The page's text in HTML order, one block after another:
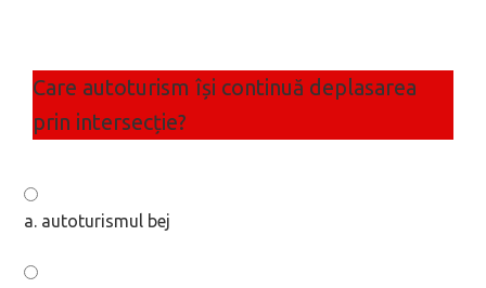
Care autoturism își continuă deplasarea
prin intersecție?
a. autoturismul bej